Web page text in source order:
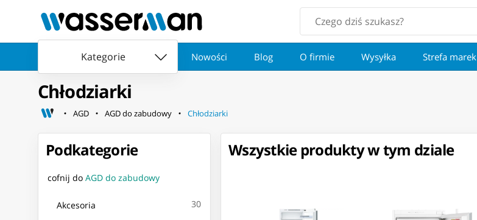
Kategorie Nowości Blog O firmie Wysyłka Strefa marek
Chłodziarki
AGD AGD do zabudowy Chłodziarki
Podkategorie
cofnij do AGD do zabudowy
Akcesoria 30
Wszystkie produkty w tym dziale